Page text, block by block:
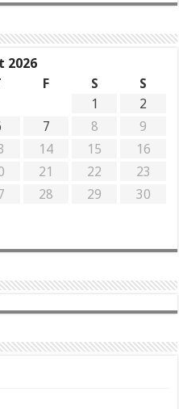
2026
F S
S
1
2
7 8
9
14 15
16
21 22
23
28 29
30